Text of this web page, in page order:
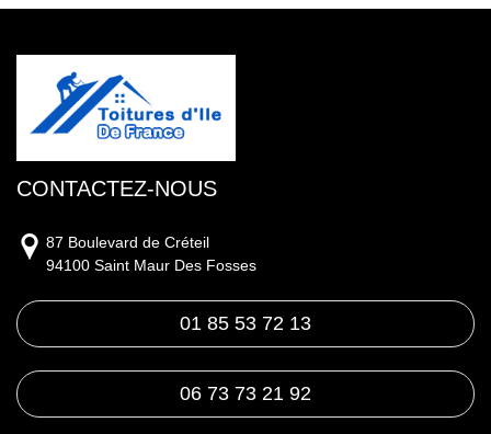
CONTACTEZ-NOUS
87 Boulevard de Créteil
94100 Saint Maur Des Fosses
01 85 53 72 13
06 73 73 21 92